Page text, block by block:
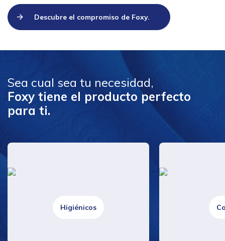
Descubre el compromiso de Foxy.
Sea cual sea tu necesidad,
Foxy tiene el producto perfecto
para ti.
Higiénicos